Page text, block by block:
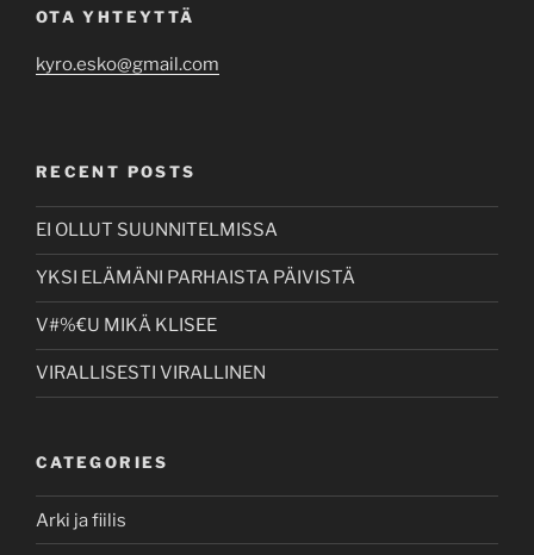
OTA YHTEYTTÄ
kyro.esko@gmail.com
RECENT POSTS
EI OLLUT SUUNNITELMISSA
YKSI ELÄMÄNI PARHAISTA PÄIVISTÄ
V#%€U MIKÄ KLISEE
VIRALLISESTI VIRALLINEN
CATEGORIES
Arki ja fiilis